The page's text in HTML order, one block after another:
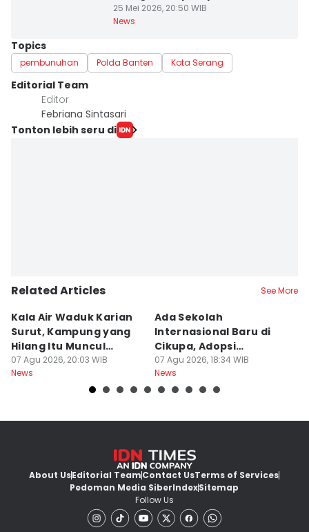
25 Mei 2026, 20:50 WIB
News
Topics
pembunuhan Polda Banten Kota Serang
Editorial Team
Editor
Febriana Sintasari
Tonton lebih seru di
Related Articles See More
Kala Air Waduk Karian
Surut, Kampung yang
Hilang Itu Muncul
Kembali
07 Agu 2026, 20:03 WIB
News
Ada Sekolah
Internasional Baru di
Cikupa, Adopsi
Kurikulum Singapura
07 Agu 2026, 18:34 WIB
News
About UsEditorial TeamContact UsTerms of Services
Pedoman Media SiberIndexSitemap
Follow Us